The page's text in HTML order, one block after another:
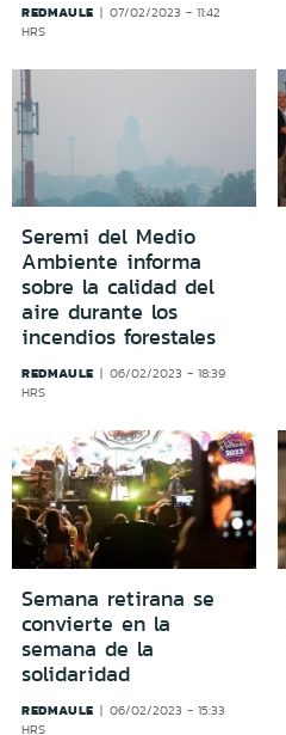
REDMAULE
07/02/2023 - 11:42
HRS
Seremi del Medio
Ambiente informa
sobre la calidad del
aire durante los
incendios forestales
REDMAULE
06/02/2023 - 18:39
HRS
Semana retirana se
convierte en la
semana de la
solidaridad
REDMAULE
06/02/2023 - 15:33
HRS